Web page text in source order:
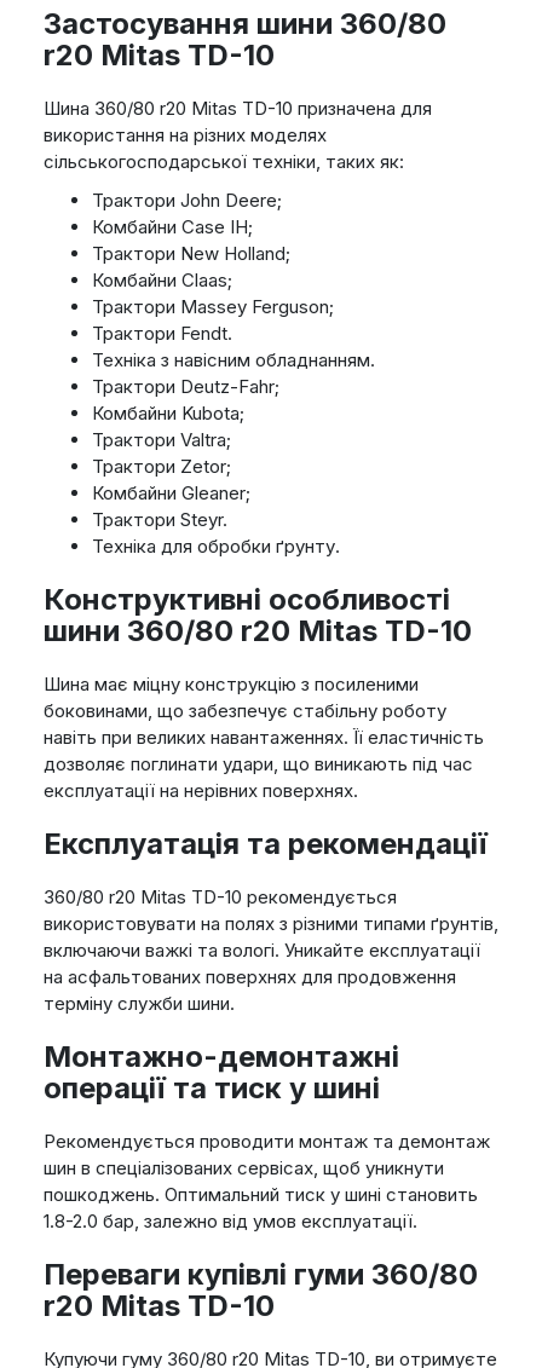
Застосування шини 360/80
r20 Mitas TD-10
Шина 360/80 r20 Mitas TD-10 призначена для
використання на різних моделях
сільськогосподарської техніки, таких як:
Трактори John Deere;
Комбайни Case IH;
Трактори New Holland;
Комбайни Claas;
Трактори Massey Ferguson;
Трактори Fendt.
Техніка з навісним обладнанням.
Трактори Deutz-Fahr;
Комбайни Kubota;
Трактори Valtra;
Трактори Zetor;
Комбайни Gleaner;
Трактори Steyr.
Техніка для обробки ґрунту.
Конструктивні особливості
шини 360/80 r20 Mitas TD-10
Шина має міцну конструкцію з посиленими
боковинами, що забезпечує стабільну роботу
навіть при великих навантаженнях. Її еластичність
дозволяє поглинати удари, що виникають під час
експлуатації на нерівних поверхнях.
Експлуатація та рекомендації
360/80 r20 Mitas TD-10 рекомендується
використовувати на полях з різними типами ґрунтів,
включаючи важкі та вологі. Уникайте експлуатації
на асфальтованих поверхнях для продовження
терміну служби шини.
Монтажно-демонтажні
операції та тиск у шині
Рекомендується проводити монтаж та демонтаж
шин в спеціалізованих сервісах, щоб уникнути
пошкоджень. Оптимальний тиск у шині становить
1.8-2.0 бар, залежно від умов експлуатації.
Переваги купівлі гуми 360/80
r20 Mitas TD-10
Купуючи гуму 360/80 r20 Mitas TD-10, ви отримуєте